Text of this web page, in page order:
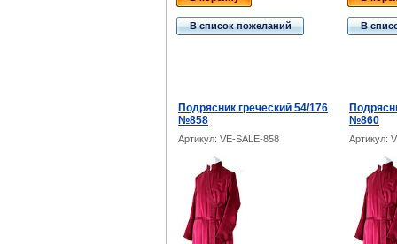
В список пожеланий В
Подрясник греческий 54/176
№858
№860
Артикул: VE-SALE-858 Артикул: